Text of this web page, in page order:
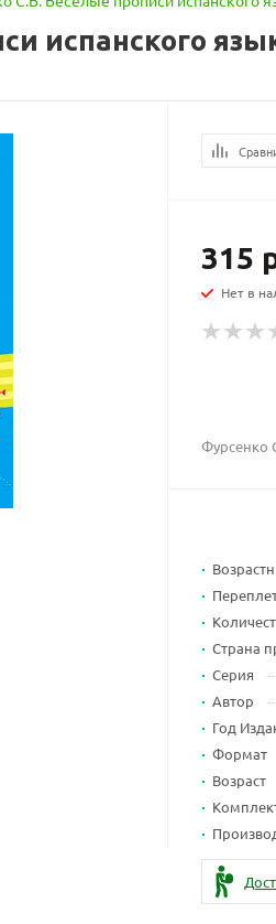
испанского
315
Нет в
Фурсенко
Страна
Серия
Автор
Год
Формат
Возраст